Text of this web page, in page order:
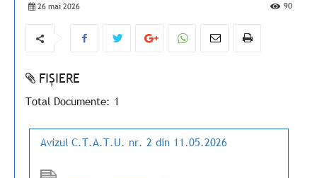
26 mai 2026 90
FIȘIERE
Total Documente: 1
Avizul C.T.A.T.U. nr. 2 din 11.05.2026